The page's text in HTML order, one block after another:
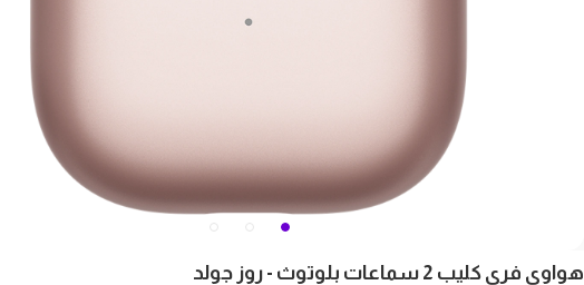
هواوي فري كليب 2 سماعات بلوتوث - روز جولد